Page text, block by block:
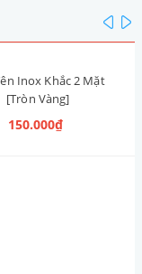
Inox Khắc 2 Mặt
[Tròn Vàng]
150.000₫